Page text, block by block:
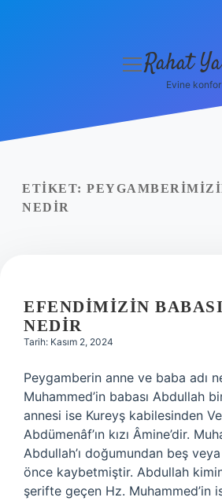
Yasal Uyarı
menüyü
Rahat
Evine
ETIKET:
NEDIR
EFENDIMIZIN
NEDIR
Tarih: Kasım 2, 2024
Peygamberin anne ve baba adı
Muhammed’in babası Abdullah
annesi ise Kureyş kabilesinden
Abdümenâf’ın kızı Âmine’dir.
Abdullah’ı doğumundan beş
önce kaybetmiştir. Abdullah
şerifte geçen Hz. Muhammed’in